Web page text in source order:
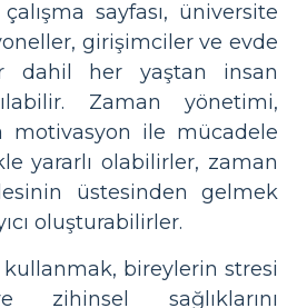
sayfası, üniversite
girişimciler ve evde
dahil her yaştan insan
Zaman yönetimi,
motivasyon ile mücadele
yararlı olabilirler, zaman
üstesinden gelmek
oluşturabilirler.
bireylerin stresi
zihinsel sağlıklarını